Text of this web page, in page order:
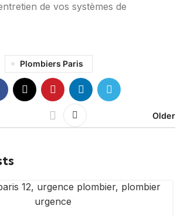
de vos systèmes de
Plombiers Paris
Older